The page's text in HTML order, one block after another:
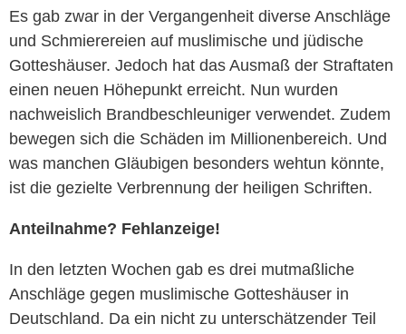
Es gab zwar in der Vergangenheit diverse Anschläge
und Schmierereien auf muslimische und jüdische
Gotteshäuser. Jedoch hat das Ausmaß der Straftaten
einen neuen Höhepunkt erreicht. Nun wurden
nachweislich Brandbeschleuniger verwendet. Zudem
bewegen sich die Schäden im Millionenbereich. Und
was manchen Gläubigen besonders wehtun könnte,
ist die gezielte Verbrennung der heiligen Schriften.
Anteilnahme? Fehlanzeige!
In den letzten Wochen gab es drei mutmaßliche
Anschläge gegen muslimische Gotteshäuser in
Deutschland. Da ein nicht zu unterschätzender Teil